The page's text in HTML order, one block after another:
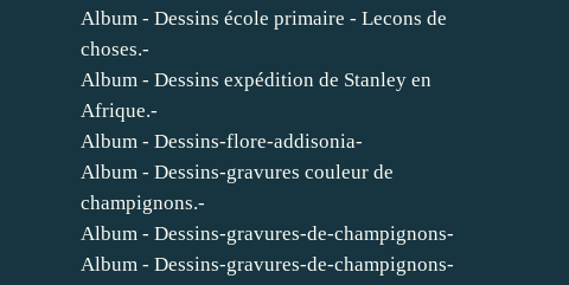
Album - Dessins école primaire - Lecons de
choses.-
Album - Dessins expédition de Stanley en
Afrique.-
Album - Dessins-flore-addisonia-
Album - Dessins-gravures couleur de
champignons.-
Album - Dessins-gravures-de-champignons-
Album - Dessins-gravures-de-champignons-